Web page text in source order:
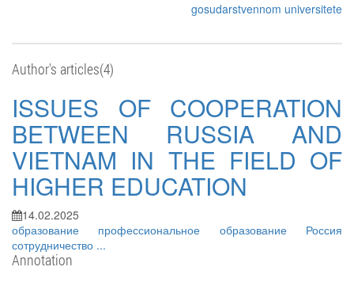
gosudarstvennom universitete
Author's articles(4)
ISSUES OF COOPERATION
BETWEEN RUSSIA AND
VIETNAM IN THE FIELD OF
HIGHER EDUCATION
14.02.2025
образование профессиональное образование Россия
сотрудничество ...
Annotation